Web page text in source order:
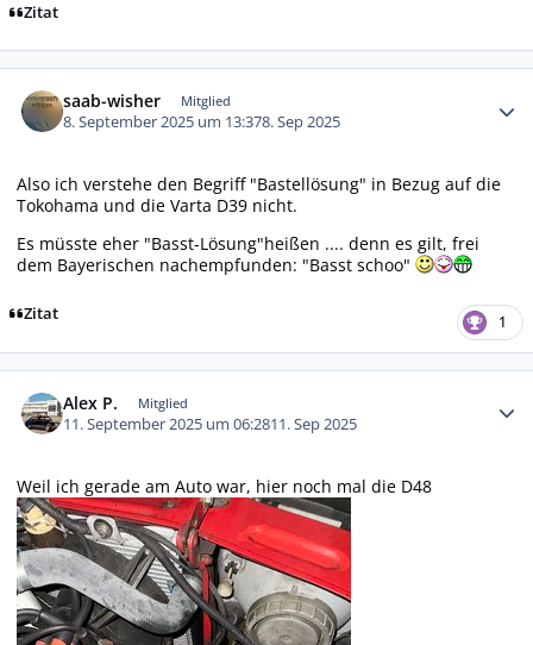
Zitat
saab-wisher Mitglied
8. September 2025 um 13:378. Sep 2025
Also ich verstehe den Begriff "Bastellösung" in Bezug auf die
Tokohama und die Varta D39 nicht.
Es müsste eher "Basst-Lösung"heißen .... denn es gilt, frei
dem Bayerischen nachempfunden: "Basst schoo"
Zitat 1
Alex P. Mitglied
11. September 2025 um 06:2811. Sep 2025
Weil ich gerade am Auto war, hier noch mal die D48